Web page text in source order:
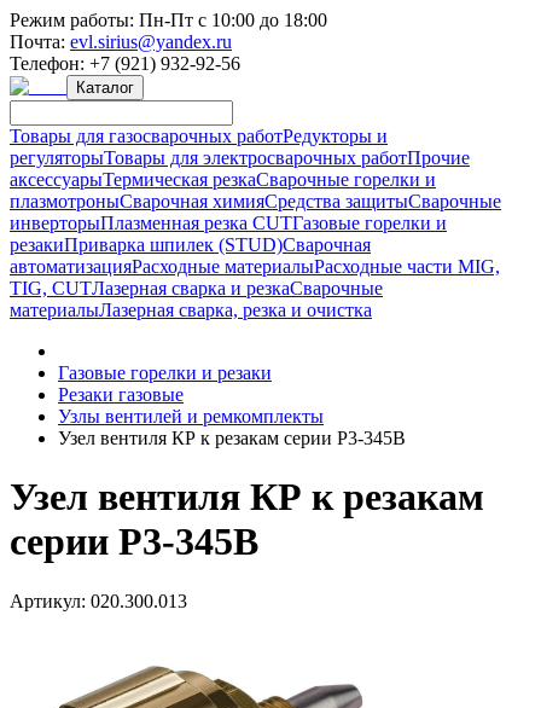
Режим работы: Пн-Пт с 10:00 до 18:00
Почта: evl.sirius@yandex.ru
Телефон: +7 (921) 932-92-56
Каталог
Товары для газосварочных работРедукторы и
регуляторыТовары для электросварочных работПрочие
аксессуарыТермическая резкаСварочные горелки и
плазмотроныСварочная химияСредства защитыСварочные
инверторыПлазменная резка CUTГазовые горелки и
резакиПриварка шпилек (STUD)Сварочная
автоматизацияРасходные материалыРасходные части MIG,
TIG, CUTЛазерная сварка и резкаСварочные
материалыЛазерная сварка, резка и очистка
Газовые горелки и резаки
Резаки газовые
Узлы вентилей и ремкомплекты
Узел вентиля КР к резакам серии Р3-345В
Узел вентиля КР к резакам
серии Р3-345В
Артикул: 020.300.013